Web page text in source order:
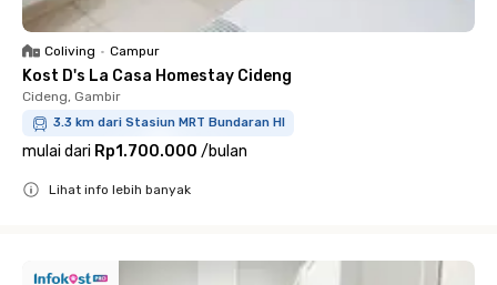
Coliving • Campur
Kost D's La Casa Homestay Cideng
Cideng, Gambir
3.3 km dari Stasiun MRT Bundaran HI
mulai dari Rp1.700.000 /bulan
Lihat info lebih banyak